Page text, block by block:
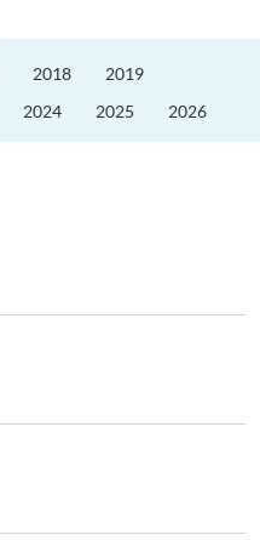
2018
2019
2024 2025 2026